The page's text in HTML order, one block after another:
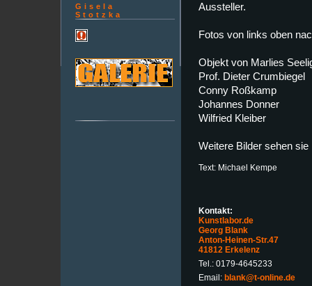
Gisela
Stotzka
Aussteller.
Fotos von links oben
Objekt von Marlies
Prof. Dieter Crumbiegel
Conny Roßkamp
Johannes Donner
Wilfried Kleiber
Weitere Bilder sehen
Text: Michael Kempe
Kontakt:
Kunstlabor.de
Georg Blank
Anton-Heinen-Str.47
41812 Erkelenz
Tel.: 0179-4645233
Email: blank@t-online.de